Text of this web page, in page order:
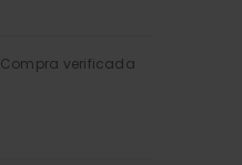
Compra verificada